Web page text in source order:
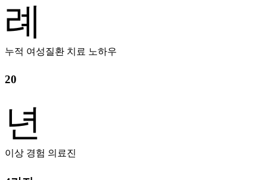
례
누적 여성질환 치료 노하우
20
년
이상 경험 의료진